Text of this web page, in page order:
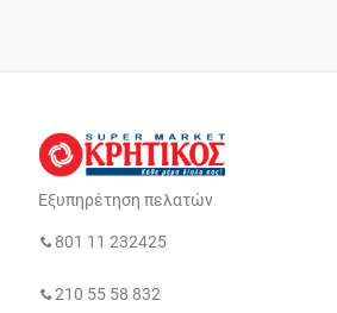
Εξυπηρέτηση πελατών
801 11 232425
210 55 58 832